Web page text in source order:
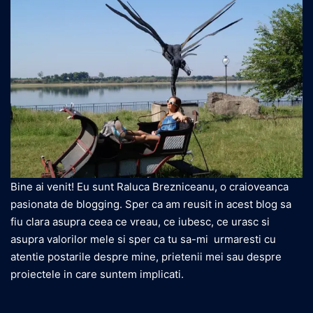
Bine ai venit! Eu sunt Raluca Brezniceanu, o craioveanca
pasionata de blogging. Sper ca am reusit in acest blog sa
fiu clara asupra ceea ce vreau, ce iubesc, ce urasc si
asupra valorilor mele si sper ca tu sa-mi urmaresti cu
atentie postarile despre mine, prietenii mei sau despre
proiectele in care suntem implicati.